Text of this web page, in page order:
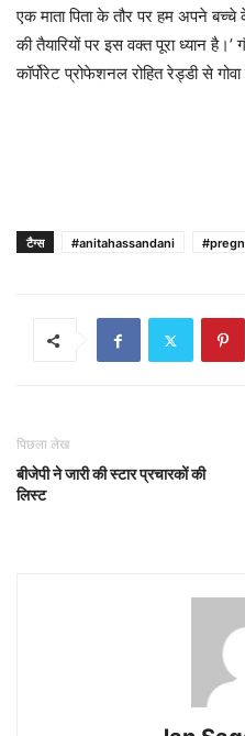
एक माता पिता के तौर पर हम अपने
की तैयारियों पर इस वक्त पूरा ध्यान
कॉर्पोरेट प्रोफेशनल रोहित रेड्डी से
टैग्स #anitahassandani
पिछला लेख
बीजेपी ने जारी की स्टार प्रचारकों की
लिस्ट